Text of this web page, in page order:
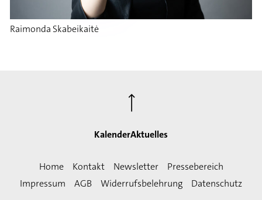
Raimonda Skabeikaitė
KalenderAktuelles
⟶
Home Kontakt Newsletter
Pressebereich
Impressum
AGB Widerrufsbelehrung Datenschutz